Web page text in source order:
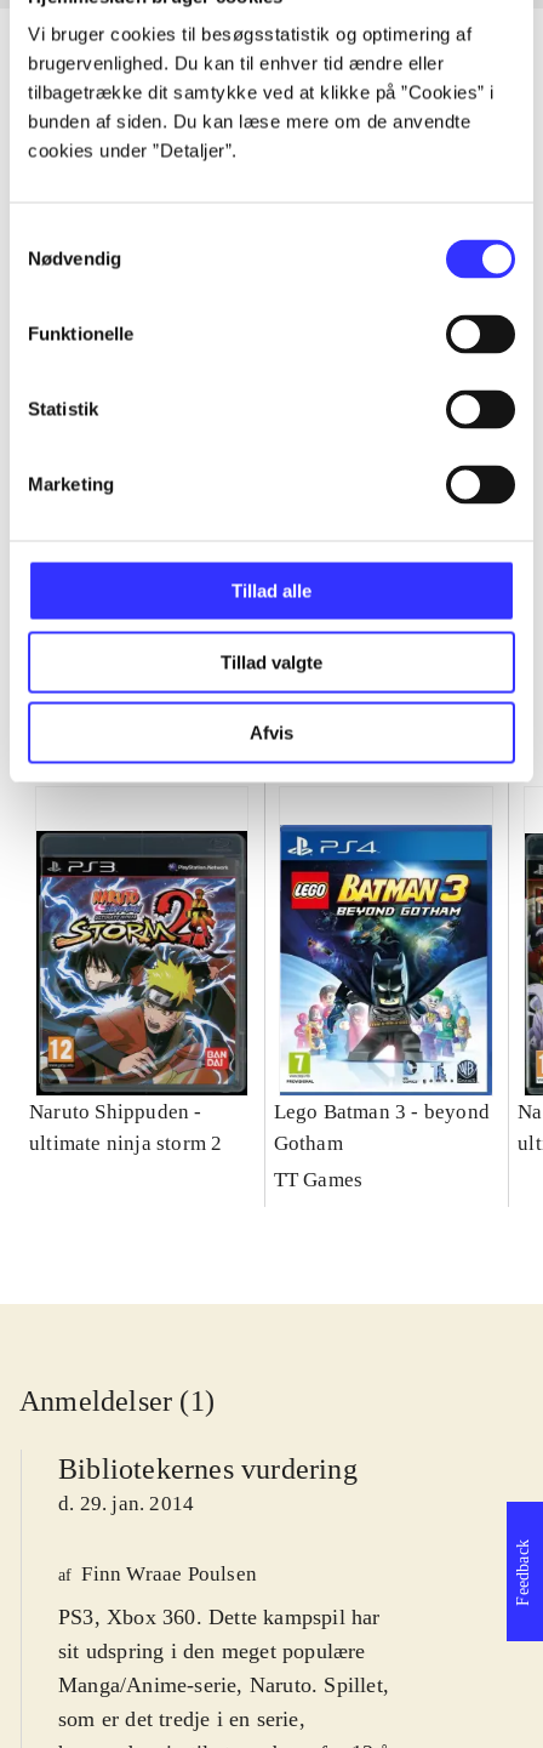
Vi bruger cookies til besøgsstatistik og optimering af
brugervenlighed. Du kan til enhver tid ændre eller
tilbagetrække dit samtykke ved at klikke på ”Cookies” i
bunden af siden. Du kan læse mere om de anvendte
cookies under ”Detaljer”.
Nødvendig
Funktionelle
Statistik
Marketing
Tillad alle
Tillad valgte
Afvis
Artikler
Alle registrerede artikler fordelt på udgivelser
Naruto Shippuden -
ultimate ninja storm 2
Lego Batman 3 - beyond
Gotham
TT Games
Anmeldelser (1)
Bibliotekernes vurdering
d. 29. jan. 2014
af Finn Wraae Poulsen
PS3, Xbox 360. Dette kampspil har
sit udspring i den meget populære
Manga/Anime-serie, Naruto. Spillet,
som er det tredje i en serie,
Feedback